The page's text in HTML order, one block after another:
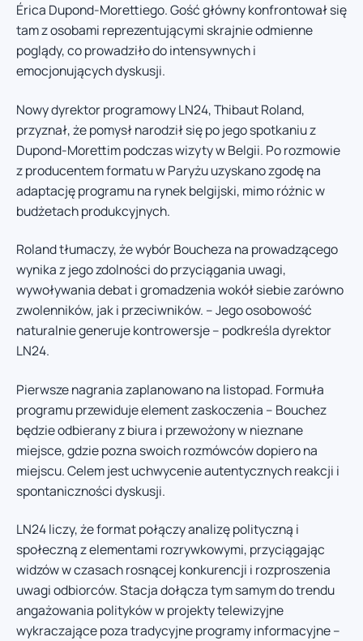
Érica Dupond-Morettiego. Gość główny konfrontował się
tam z osobami reprezentującymi skrajnie odmienne
poglądy, co prowadziło do intensywnych i
emocjonujących dyskusji.
Nowy dyrektor programowy LN24, Thibaut Roland,
przyznał, że pomysł narodził się po jego spotkaniu z
Dupond-Morettim podczas wizyty w Belgii. Po rozmowie
z producentem formatu w Paryżu uzyskano zgodę na
adaptację programu na rynek belgijski, mimo różnic w
budżetach produkcyjnych.
Roland tłumaczy, że wybór Boucheza na prowadzącego
wynika z jego zdolności do przyciągania uwagi,
wywoływania debat i gromadzenia wokół siebie zarówno
zwolenników, jak i przeciwników. – Jego osobowość
naturalnie generuje kontrowersje – podkreśla dyrektor
LN24.
Pierwsze nagrania zaplanowano na listopad. Formuła
programu przewiduje element zaskoczenia – Bouchez
będzie odbierany z biura i przewożony w nieznane
miejsce, gdzie pozna swoich rozmówców dopiero na
miejscu. Celem jest uchwycenie autentycznych reakcji i
spontaniczności dyskusji.
LN24 liczy, że format połączy analizę polityczną i
społeczną z elementami rozrywkowymi, przyciągając
widzów w czasach rosnącej konkurencji i rozproszenia
uwagi odbiorców. Stacja dołącza tym samym do trendu
angażowania polityków w projekty telewizyjne
wykraczające poza tradycyjne programy informacyjne –